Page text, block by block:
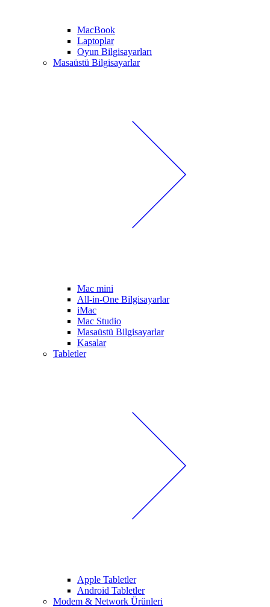
MacBook
Laptoplar
Oyun Bilgisayarları
Masaüstü Bilgisayarlar
Mac mini
All-in-One Bilgisayarlar
iMac
Mac Studio
Masaüstü Bilgisayarlar
Kasalar
Tabletler
Apple Tabletler
Android Tabletler
Modem & Network Ürünleri